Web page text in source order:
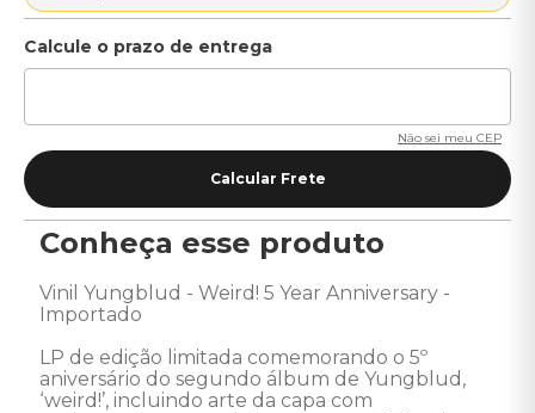
Não sei meu CEP
Conheça esse produto
Vinil Yungblud - Weird! 5 Year Anniversary -
Importado
LP de edição limitada comemorando o 5º
aniversário do segundo álbum de Yungblud,
‘weird!’, incluindo arte da capa com